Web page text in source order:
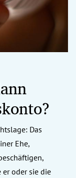
Das
Ehe,
oder sie die